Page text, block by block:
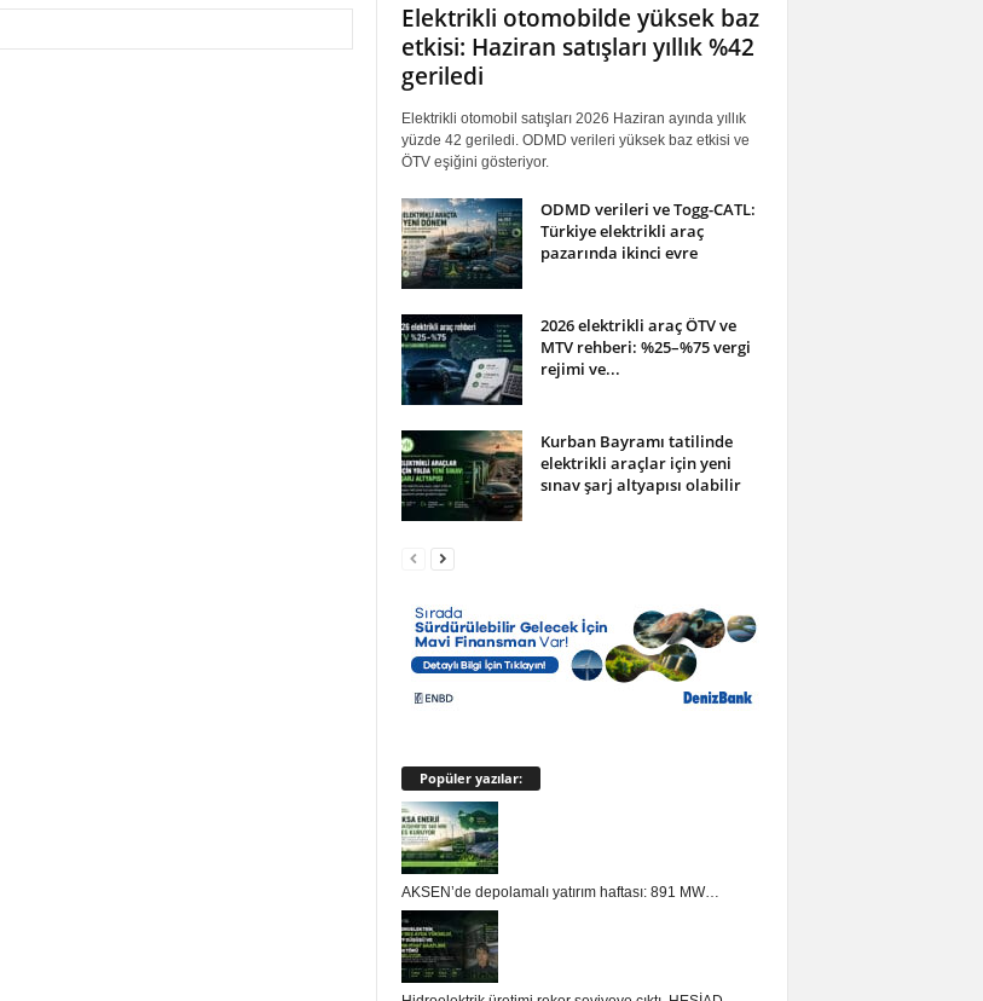
Elektrikli otomobilde yüksek baz
etkisi: Haziran satışları yıllık %42
geriledi
Elektrikli otomobil satışları 2026 Haziran ayında yıllık
yüzde 42 geriledi. ODMD verileri yüksek baz etkisi ve
ÖTV eşiğini gösteriyor.
ODMD verileri ve Togg-CATL:
Türkiye elektrikli araç
pazarında ikinci evre
2026 elektrikli araç ÖTV ve
MTV rehberi: %25–%75 vergi
rejimi ve...
Kurban Bayramı tatilinde
elektrikli araçlar için yeni
sınav şarj altyapısı olabilir
Popüler yazılar:
AKSEN’de depolamalı yatırım haftası: 891 MW…